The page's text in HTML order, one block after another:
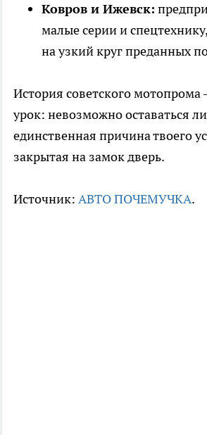
Ковров и Ижевск:
малые серии и
на узкий круг преданных
История советского
урок: невозможно оставаться
единственная причина твоего
закрытая на замок дверь.
Источник: АВТО ПОЧЕМУЧКА.